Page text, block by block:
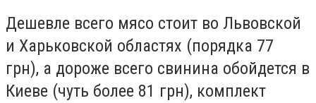
Дешевле всего мясо стоит во Львовской
и Харьковской областях (порядка 77
грн), а дороже всего свинина обойдется в
Киеве (чуть более 81 грн), комплект